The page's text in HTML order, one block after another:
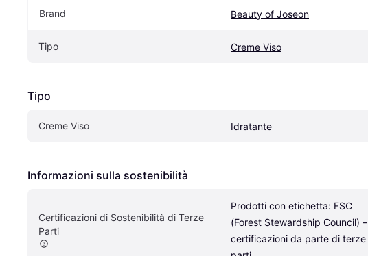
Brand Beauty of Joseon
Tipo Creme Viso
Tipo
Creme Viso Idratante
Informazioni sulla sostenibilità
Certificazioni di Sostenibilità di Terze
Parti
Prodotti con etichetta: FSC
(Forest Stewardship Council) –
certificazioni da parte di terze